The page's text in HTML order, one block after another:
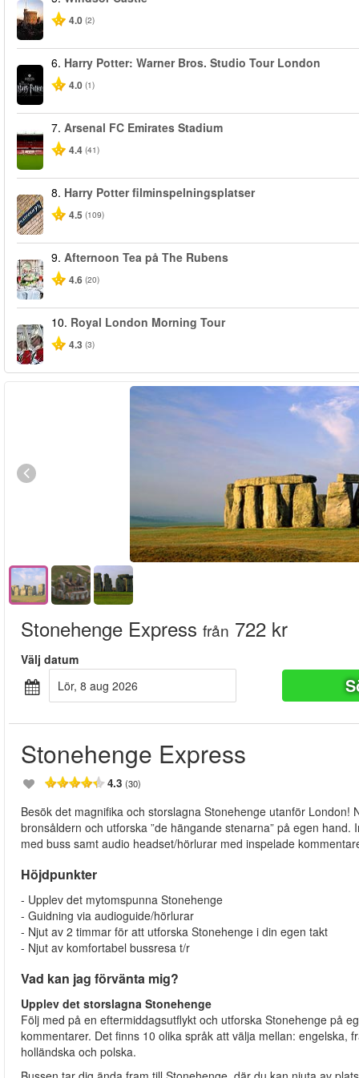
4.0 (2)
6. Harry Potter: Warner Bros. Studio Tour London
4.0 (1)
7. Arsenal FC Emirates Stadium
4.4 (41)
8. Harry Potter filminspelningsplatser
4.5 (109)
9. Afternoon Tea på The Rubens
4.6 (20)
10. Royal London Morning Tour
4.3 (3)
Stonehenge Express från 722 kr
Välj datum
lör, 8 aug 2026
Stonehenge Express
4.3 (30)
Besök det magnifika och storslagna Stonehenge utanför
bronsåldern och utforska ”de hängande stenarna” på egen
med buss samt audio headset/hörlurar med inspelade
Höjdpunkter
- Upplev det mytomspunna Stonehenge
- Guidning via audioguide/hörlurar
- Njut av 2 timmar för att utforska Stonehenge i din egen takt
- Njut av komfortabel bussresa t/r
Vad kan jag förvänta mig?
Upplev det storslagna Stonehenge
Följ med på en eftermiddagsutflykt och utforska Stonehenge på
kommentarer. Det finns 10 olika språk att välja mellan: engelska,
holländska och polska.